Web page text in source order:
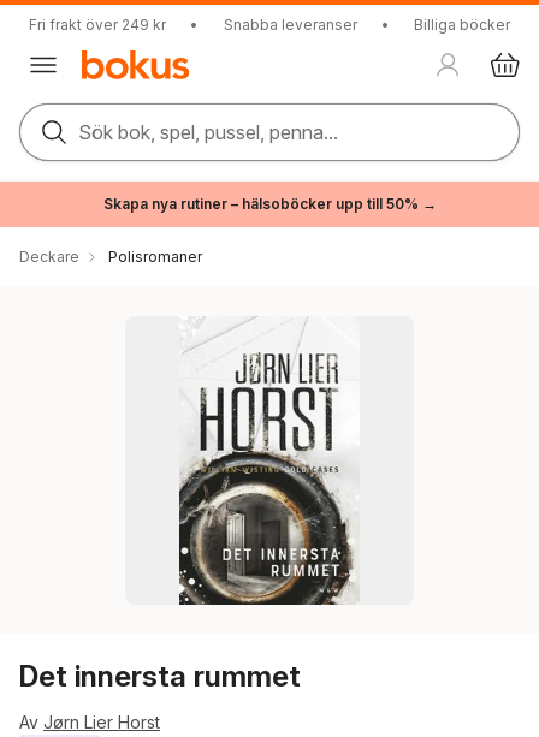
Fri frakt över 249 kr • Snabba leveranser • Billiga böcker
Sök bok, spel, pussel, penna...
Skapa nya rutiner – hälsoböcker upp till 50% →
Deckare Polisromaner
Det innersta rummet
Av Jørn Lier Horst